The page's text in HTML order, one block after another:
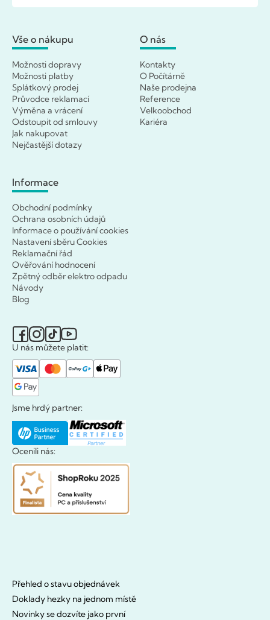
Vše o nákupu
Možnosti dopravy
Možnosti platby
Splátkový prodej
Průvodce reklamací
Výměna a vrácení
Odstoupit od smlouvy
Jak nakupovat
Nejčastější dotazy
O nás
Kontakty
O Počítárně
Naše prodejna
Reference
Velkoobchod
Kariéra
Informace
Obchodní podmínky
Ochrana osobních údajů
Informace o používání cookies
Nastavení sběru Cookies
Reklamační řád
Ověřování hodnocení
Zpětný odběr elektro odpadu
Návody
Blog
U nás můžete platit:
Jsme hrdý partner:
Ocenili nás:
Přehled o stavu objednávek
Doklady hezky na jednom místě
Novinky se dozvíte jako první